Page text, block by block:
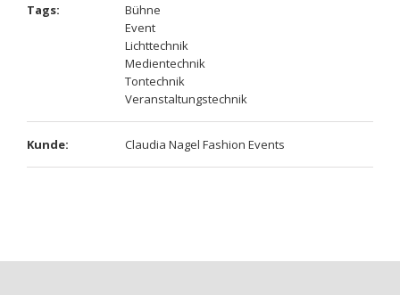
Tags:
Bühne
Event
Lichttechnik
Medientechnik
Tontechnik
Veranstaltungstechnik
Kunde: Claudia Nagel Fashion Events